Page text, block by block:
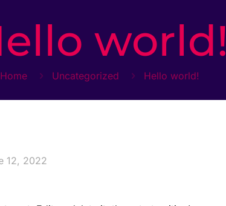
world!
Home Uncategorized Hello world!
12, 2022